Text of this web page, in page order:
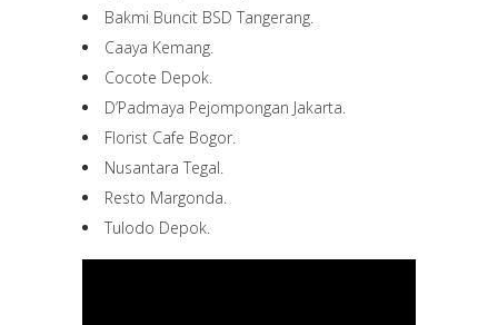
Bakmi Buncit BSD Tangerang.
Caaya Kemang.
Cocote Depok.
D’Padmaya Pejompongan Jakarta.
Florist Cafe Bogor.
Nusantara Tegal.
Resto Margonda.
Tulodo Depok.